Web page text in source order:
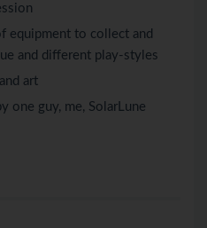
equipment to collect and
and different play-styles
art
one guy, me, SolarLune